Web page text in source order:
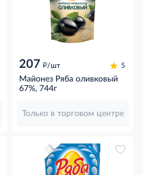
207 д/шт 5
Майонез Ряба оливковый
67%, 744г
Только в торговом центре